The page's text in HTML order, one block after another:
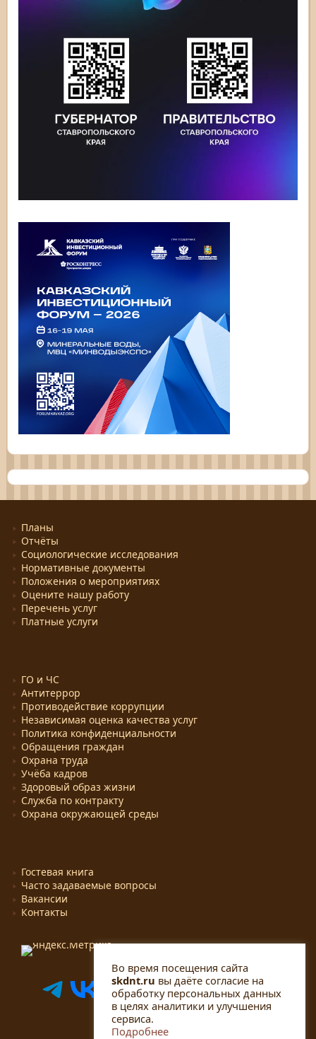
Во время посещения сайта
skdnt.ru вы даёте согласие на
обработку персональных данных
в целях аналитики и улучшения
сервиса.
Подробнее
Планы
Отчёты
Социологические исследования
Нормативные документы
Положения о мероприятиях
Оцените нашу работу
Перечень услуг
Платные услуги
ГО и ЧС
Антитеррор
Противодействие коррупции
Независимая оценка качества услуг
Политика конфиденциальности
Обращения граждан
Охрана труда
Учёба кадров
Здоровый образ жизни
Служба по контракту
Охрана окружающей среды
Гостевая книга
Часто задаваемые вопросы
Вакансии
Контакты